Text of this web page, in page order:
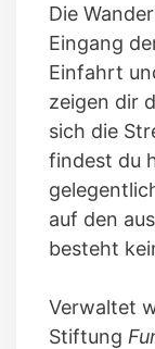
Die
Eingang
Einfahrt
zeigen dir
sich die
findest du
auf den
besteht
Verwaltet
Stiftung